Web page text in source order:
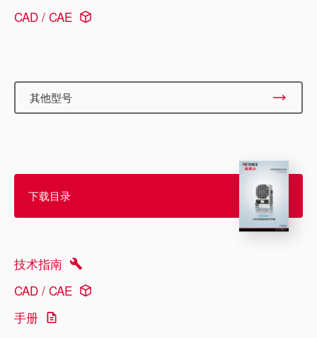
CAD / CAE
其他型号
下载目录
技术指南
CAD / CAE
手册